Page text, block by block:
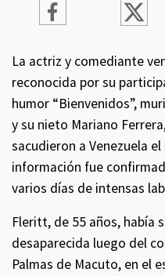
La actriz y comediante
reconocida por su
humor “Bienvenidos”,
y su nieto Mariano
sacudieron a Venezuela
información fue
varios días de intensas
Fleritt, de 55 años, había
desaparecida luego del
Palmas de Macuto, en el